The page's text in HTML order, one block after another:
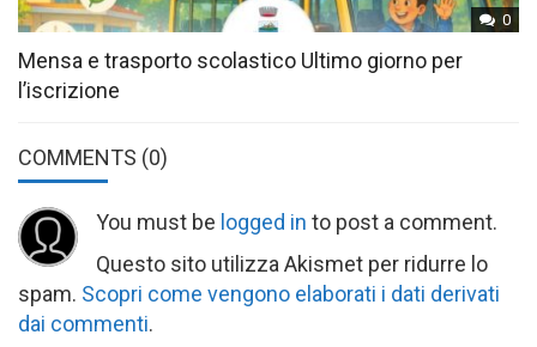
0
Mensa e trasporto scolastico Ultimo giorno per
l’iscrizione
COMMENTS (0)
You must be logged in to post a comment.
Questo sito utilizza Akismet per ridurre lo
spam. Scopri come vengono elaborati i dati derivati
dai commenti.